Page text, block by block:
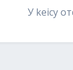
У keicy